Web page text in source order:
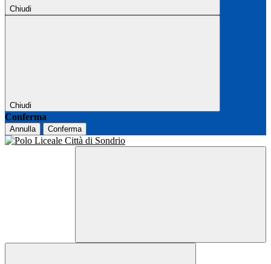
Chiudi
Chiudi
Conferma
Annulla Conferma